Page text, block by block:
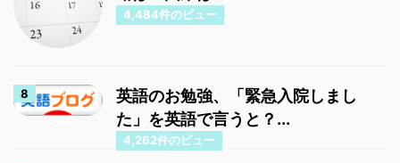
4,484件のビュー
英語のお勉強、「緊急入院しまし
た」を英語で言うと？...
4,262件のビュー